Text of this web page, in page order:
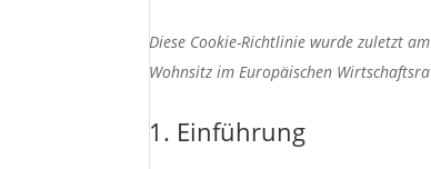
Diese Cookie-Richtlinie wurde zuletzt
Wohnsitz im Europäischen
1. Einführung